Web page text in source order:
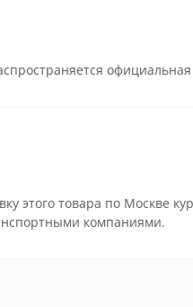
этого товара по Москве
компаниями.